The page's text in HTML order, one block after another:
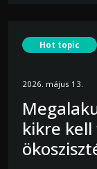
Hot topic
2026. május 13.
kikre